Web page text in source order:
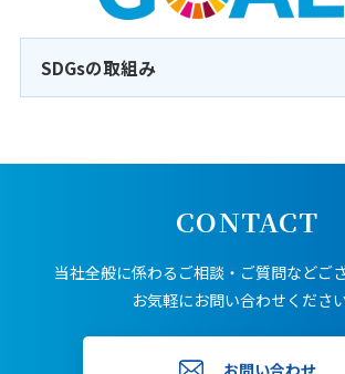
SDGsの取組み
CONTACT
当社全般に係わるご相談・ご質問などご
お気軽にお問い合わせください
お問い合わせ